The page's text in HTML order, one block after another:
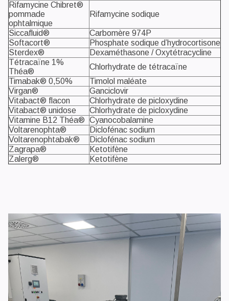
Rifamycine Chibret®
pommade
ophtalmique
Rifamycine sodique
Siccafluid®
Carbomère 974P
Softacort®
Phosphate sodique d’hydrocortisone
Sterdex®
Dexaméthasone / Oxytétracycline
Tétracaïne 1%
Théa®
Chlorhydrate de tétracaïne
Timabak® 0,50%
Timolol maléate
Virgan®
Ganciclovir
Vitabact® flacon
Chlorhydrate de picloxydine
Vitabact® unidose
Chlorhydrate de picloxydine
Vitamine B12 Théa® Cyanocobalamine
Voltarenophta®
Diclofénac sodium
Voltarenophtabak®
Diclofénac sodium
Zagrapa®
Ketotifène
Zalerg®
Ketotifène